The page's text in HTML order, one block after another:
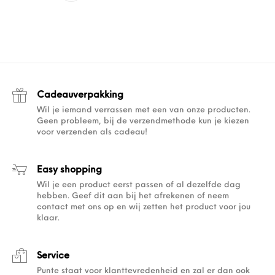
Cadeauverpakking
Wil je iemand verrassen met een van onze producten.
Geen probleem, bij de verzendmethode kun je kiezen
voor verzenden als cadeau!
Easy shopping
Wil je een product eerst passen of al dezelfde dag
hebben. Geef dit aan bij het afrekenen of neem
contact met ons op en wij zetten het product voor jou
klaar.
Service
Punte staat voor klanttevredenheid en zal er dan ook